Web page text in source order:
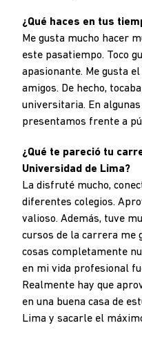
¿Qué haces en tus
Me gusta mucho hacer
este pasatiempo. Toco
apasionante. Me gusta
amigos. De hecho,
universitaria. En
presentamos frente a
¿Qué te pareció tu
Universidad de Lima?
La disfruté mucho,
diferentes colegios.
valioso. Además, tuve
cursos de la carrera me
cosas completamente
en mi vida profesional
Realmente hay que
en una buena casa de
Lima y sacarle el